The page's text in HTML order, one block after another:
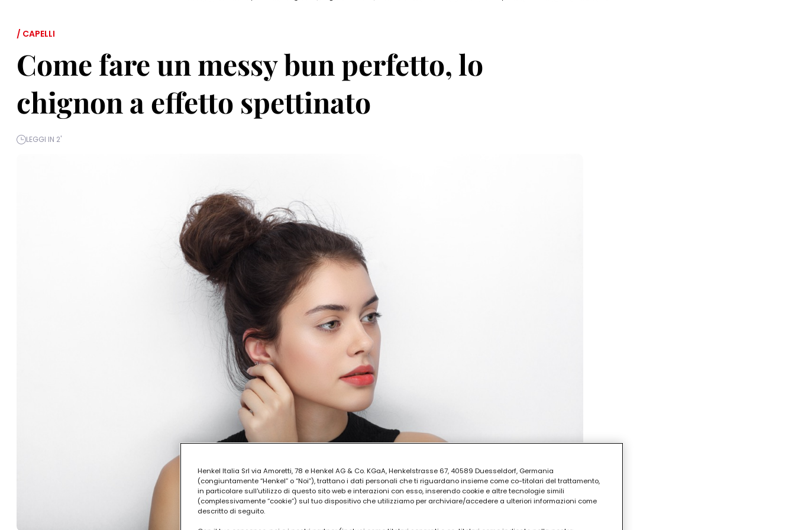
/ CAPELLI
Come fare un messy bun perfetto, lo
chignon a effetto spettinato
LEGGI IN 2'
Henkel Italia Srl via Amoretti, 78 e Henkel AG & Co. KGaA, Henkelstrasse 67, 40589 Duesseldorf, Germania
(congiuntamente “Henkel” o “Noi”), trattano i dati personali che ti riguardano insieme come co-titolari del trattamento,
in particolare sull'utilizzo di questo sito web e interazioni con esso, inserendo cookie e altre tecnologie simili
(complessivamente “cookie”) sul tuo dispositivo che utilizziamo per archiviare/accedere a ulteriori informazioni come
descritto di seguito.